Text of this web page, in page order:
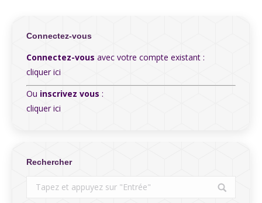
Connectez-vous
Connectez-vous avec votre compte existant :
cliquer ici
Ou inscrivez vous :
cliquer ici
Rechercher
Search: